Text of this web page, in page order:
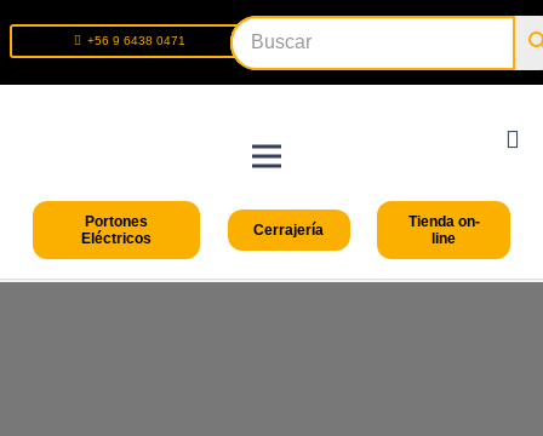
+56 9 6438 0471
Portones
Eléctricos
Cerrajería
Tienda on-
line